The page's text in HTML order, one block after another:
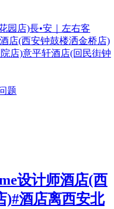
园店)長•安｜左右客
店(西安钟鼓楼洒金桥店)
店)意平轩酒店(回民街钟
题
设计师酒店(西
)#酒店离西安北